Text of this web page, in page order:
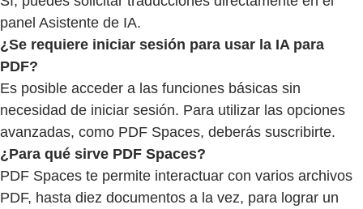
panel Asistente de IA.
¿Se requiere iniciar sesión para usar la IA para
PDF?
Es posible acceder a las funciones básicas sin
necesidad de iniciar sesión. Para utilizar las opciones
avanzadas, como PDF Spaces, deberás suscribirte.
¿Para qué sirve PDF Spaces?
PDF Spaces te permite interactuar con varios archivos
PDF, hasta diez documentos a la vez, para lograr un